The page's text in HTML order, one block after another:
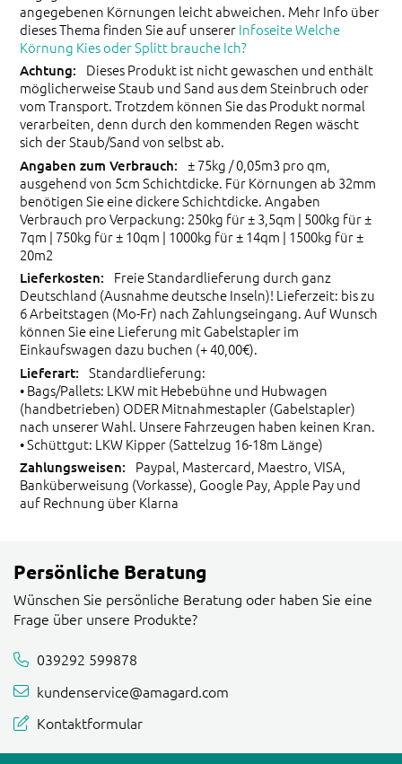
angegebenen Körnungen leicht abweichen. Mehr Info über
dieses Thema finden Sie auf unsererInfoseite Welche
Körnung Kies oder Splitt brauche Ich?
Dieses Produkt ist nicht gewaschen und enthält
möglicherweise Staub und Sand aus dem Steinbruch oder
vom Transport. Trotzdem können Sie das Produkt normal
verarbeiten, denn durch den kommenden Regen wäscht
sich der Staub/Sand von selbst ab.
± 75kg / 0,05m3 pro qm,
ausgehend von 5cm Schichtdicke. Für Körnungen ab 32mm
benötigen Sie eine dickere Schichtdicke. Angaben
Verbrauch pro Verpackung: 250kg für ± 3,5qm | 500kg für ±
7qm | 750kg für ± 10qm | 1000kg für ± 14qm | 1500kg für ±
20m2
Freie Standardlieferung durch ganz
Deutschland (Ausnahme deutsche Inseln)! Lieferzeit: bis zu
6 Arbeitstagen (Mo-Fr) nach Zahlungseingang. Auf Wunsch
können Sie eine Lieferung mit Gabelstapler im
Einkaufswagen dazu buchen (+ 40,00€).
Standardlieferung:
• Bags/Pallets: LKW mit Hebebühne und Hubwagen
(handbetrieben) ODER Mitnahmestapler (Gabelstapler)
nach unserer Wahl. Unsere Fahrzeugen haben keinen Kran.
• Schüttgut: LKW Kipper (Sattelzug 16-18m Länge)
Paypal, Mastercard, Maestro, VISA,
Banküberweisung (Vorkasse), Google Pay, Apple Pay und
auf Rechnung über Klarna
Persönliche Beratung
Wünschen Sie persönliche Beratung oder haben Sie eine
Frage über unsere Produkte?
039292 599878
kundenservice@amagard.com
Kontaktformular